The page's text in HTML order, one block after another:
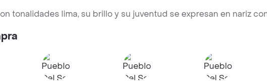
tonalidades lima, su brillo y su juventud se expresan en nariz